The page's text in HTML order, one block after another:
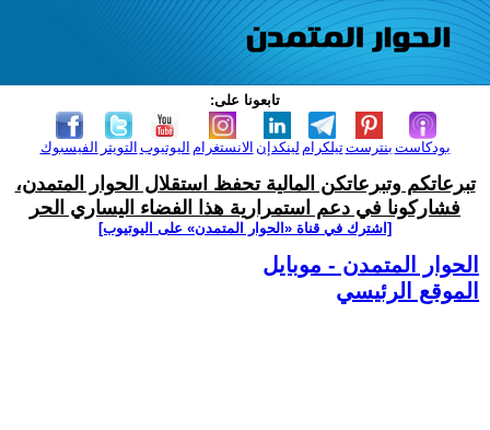
تابعونا على:
الفيسبوك التويتر اليوتيوب الانستغرام لينكدإن تيلكرامبنترست بودكاست
تبرعاتكم وتبرعاتكن المالية تحفظ استقلال الحوار المتمدن،
فشاركونا في دعم استمرارية هذا الفضاء اليساري الحر
[اشترك في قناة ‫«الحوار المتمدن» على اليوتيوب]
الحوار المتمدن - موبايل
الموقع الرئيسي